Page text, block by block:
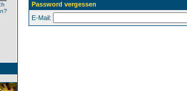
Password vergessen
E-Mail: